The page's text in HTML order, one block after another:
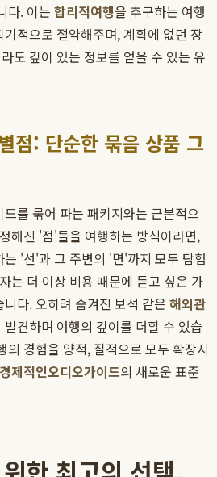
다. 이는 합리적여행을 추구하는 여행
적으로 절약해주며, 계획에 없던 장
도 깊이 있는 정보를 얻을 수 있는 유
점: 단순한 묶음 상품 그
를 묶어 파는 패키지와는 근본적으
해진 '점'들을 여행하는 방식이라면,
'선'과 그 주변의 '면'까지 모두 탐험
는 더 이상 비용 때문에 듣고 싶은 가
다. 오히려 숨겨진 보석 같은 해외관
견하며 여행의 깊이를 더할 수 있습
의 경험을 양적, 질적으로 모두 확장시
경제적인오디오가이드의 새로운 표준